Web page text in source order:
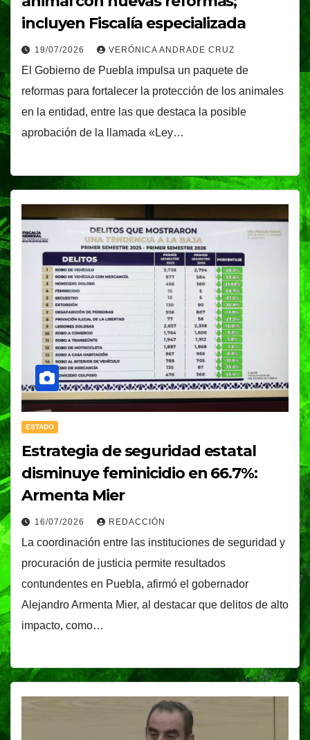
incluyen Fiscalía especializada
19/07/2026 VERÓNICA ANDRADE CRUZ
El Gobierno de Puebla impulsa un paquete de
reformas para fortalecer la protección de los animales
en la entidad, entre las que destaca la posible
aprobación de la llamada «Ley…
ESTADO
Estrategia de seguridad estatal
disminuye feminicidio en 66.7%:
Armenta Mier
16/07/2026 REDACCIÓN
La coordinación entre las instituciones de seguridad y
procuración de justicia permite resultados
contundentes en Puebla, afirmó el gobernador
Alejandro Armenta Mier, al destacar que delitos de alto
impacto, como…